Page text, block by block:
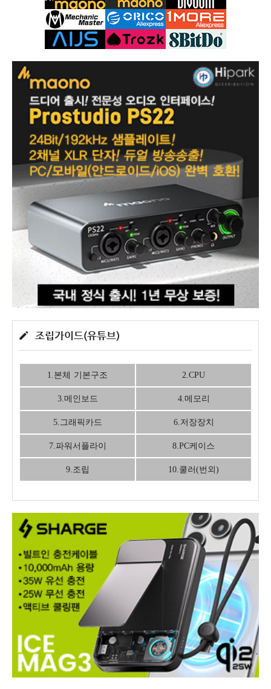
조립가이드(유튜브)
1.본체 기본구조 2.CPU
3.메인보드 4.메모리
5.그래픽카드 6.저장장치
7.파워서플라이 8.PC케이스
9.조립 10.쿨러(번외)